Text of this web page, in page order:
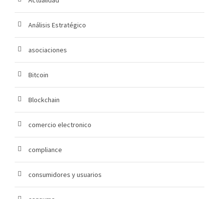
Análisis Estratégico
asociaciones
Bitcoin
Blockchain
comercio electronico
compliance
consumidores y usuarios